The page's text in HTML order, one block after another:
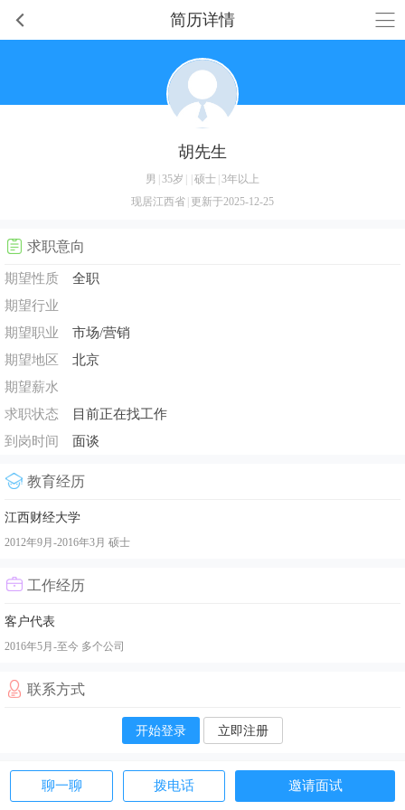
简历详情
聊一聊 拨电话 邀请面试
胡先生
男 35岁 硕士 3年以上
现居江西省 更新于2025-12-25
求职意向
期望性质
全职
期望行业
期望职业
市场/营销
期望地区
北京
期望薪水
求职状态
目前正在找工作
到岗时间
面谈
教育经历
江西财经大学
2012年9月-2016年3月 硕士
工作经历
客户代表
2016年5月-至今 多个公司
联系方式
开始登录 立即注册